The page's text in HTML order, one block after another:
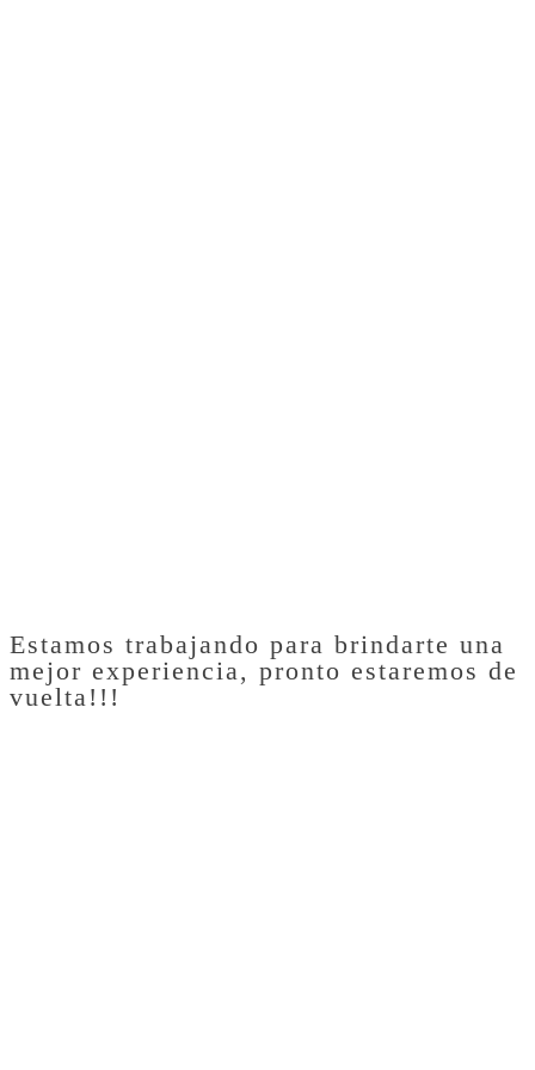
Estamos trabajando para brindarte una
mejor experiencia, pronto estaremos de
vuelta!!!